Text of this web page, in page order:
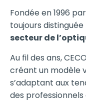
Fondée en 1996
toujours
secteur de
Au fil des ans,
créant un modèle
s’adaptant aux
des professionnels